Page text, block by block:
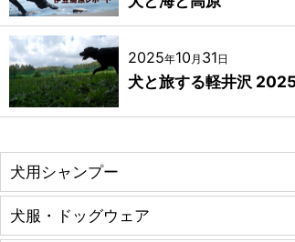
2025年10 月 31日
犬と旅する軽井沢
犬用シャンプー
犬服・ドッグウェア